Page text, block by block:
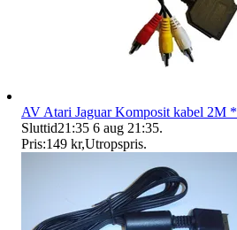
AV Atari Jaguar Komposit kabel 2M
Sluttid21:35 6 aug 21:35.
Pris:149 kr,Utropspris.